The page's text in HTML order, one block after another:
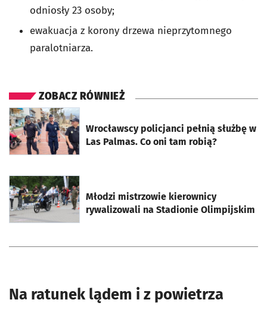
odniosły 23 osoby;
ewakuacja z korony drzewa nieprzytomnego
paralotniarza.
ZOBACZ RÓWNIEŻ
Wrocławscy policjanci pełnią służbę w
Las Palmas. Co oni tam robią?
otworzy się w nowej karcie
Młodzi mistrzowie kierownicy
rywalizowali na Stadionie Olimpijskim
otworzy się w nowej karcie
Na ratunek lądem i z powietrza